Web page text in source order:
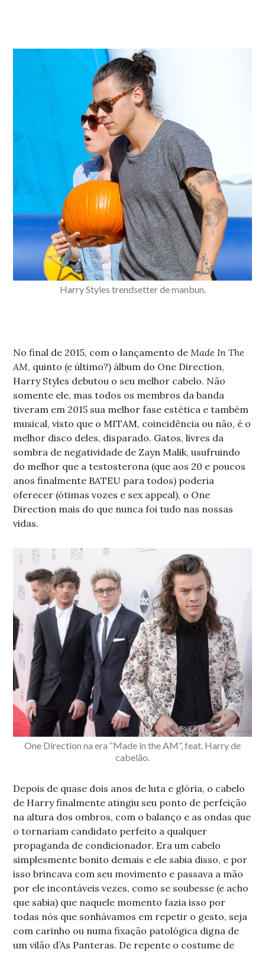
Harry Styles trendsetter de manbun.
No final de 2015, com o lançamento de Made In The
AM, quinto (e último?) álbum do One Direction,
Harry Styles debutou o seu melhor cabelo. Não
somente ele, mas todos os membros da banda
tiveram em 2015 sua melhor fase estética e também
musical, visto que o MITAM, coincidência ou não, é o
melhor disco deles, disparado. Gatos, livres da
sombra de negatividade de Zayn Malik, usufruindo
do melhor que a testosterona (que aos 20 e poucos
anos finalmente BATEU para todos) poderia
oferecer (ótimas vozes e sex appeal), o One
Direction mais do que nunca foi tudo nas nossas
vidas.
One Direction na era “Made in the AM”, feat. Harry de
cabelão.
Depois de quase dois anos de luta e glória, o cabelo
de Harry finalmente atingiu seu ponto de perfeição
na altura dos ombros, com o balanço e as ondas que
o tornariam candidato perfeito a qualquer
propaganda de condicionador. Era um cabelo
simplesmente bonito demais e ele sabia disso, e por
isso brincava com seu movimento e passava a mão
por ele incontáveis vezes, como se soubesse (e acho
que sabia) que naquele momento fazia isso por
todas nós que sonhávamos em repetir o gesto, seja
com carinho ou numa fixação patológica digna de
um vilão d’As Panteras. De repente o costume de